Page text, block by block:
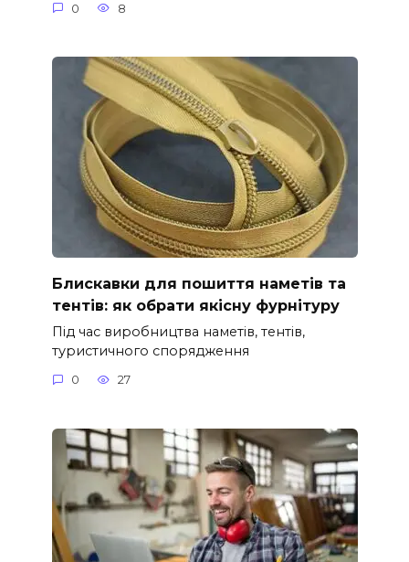
0 8
Блискавки для пошиття наметів та
тентів: як обрати якісну фурнітуру
Під час виробництва наметів, тентів,
туристичного спорядження
0 27